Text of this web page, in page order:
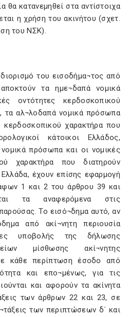
κατανεμηθεί στα αντίστοιχα
η χρήση του ακινήτου (σχετ.
του ΝΣΚ).
του εισοδήμα¬τος από
τα ημε¬δαπά νομικά
οντότητες κερδοσκοπικού
τα αλ¬λοδαπά νομικά πρόσωπα
κερδοσκοπικού χαρακτήρα που
κάτοικοι Ελλάδος,
πρόσωπα και οι νομικές
χαρακτήρα που διατηρούν
έχουν επίσης εφαρμογή
1 και 2 του άρθρου 39 και
τα αναφερόμενα στις
Το εισό¬δημα αυτό, αν
από ακί¬νητη περιουσία
υποβολής της δήλωσης
μίσθωσης ακί¬νητης
κάθε περίπτωση έσοδο από
και επο¬μένως, για τις
και αφορούν τα ακίνητα
των άρθρων 22 και 23, σε
των περιπτώσεων δ΄ και